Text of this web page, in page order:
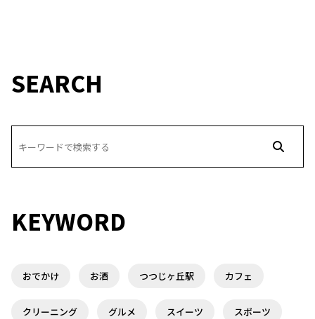
SEARCH
KEYWORD
おでかけ お酒 つつじヶ丘駅 カフェ
クリーニング グルメ スイーツ スポーツ